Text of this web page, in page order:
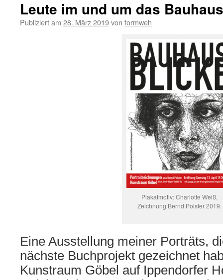
Leute im und um das
Publiziert am 28. März 2019von formweh
Plakatmotiv: Charlotte Weiß,
Zeichnung Bernd Polster 2019.
Eine Ausstellung meiner Porträts,
nächste Buchprojekt gezeichnet
Kunstraum Göbel auf Ippendorfer